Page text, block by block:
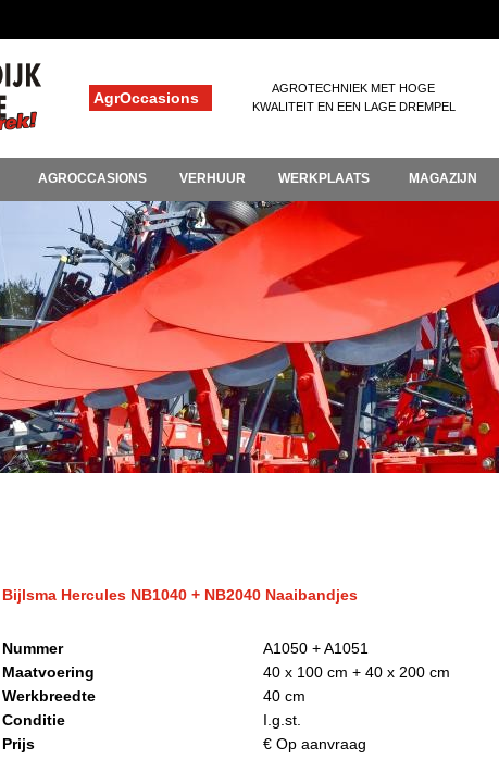
AgrOccasions
AGROTECHNIEK MET HOGE
KWALITEIT EN EEN LAGE DREMPEL
AGROCCASIONS VERHUUR WERKPLAATS MAGAZIJN
Bijlsma Hercules NB1040 + NB2040 Naaibandjes
Nummer
A1050 + A1051
Maatvoering
40 x 100 cm + 40 x 200 cm
Werkbreedte
40 cm
Conditie
I.g.st.
Prijs
€ Op aanvraag